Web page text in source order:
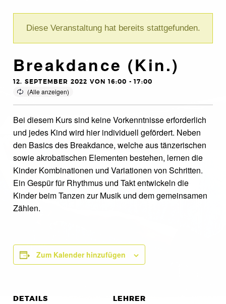
Diese Veranstaltung hat bereits stattgefunden.
Breakdance (Kin.)
12. SEPTEMBER 2022 VON 16:00 -17:00
Bei diesem Kurs sind keine Vorkenntnisse erforderlich
und jedes Kind wird hier individuell gefördert. Neben
den Basics des Breakdance, welche aus tänzerischen
sowie akrobatischen Elementen bestehen, lernen die
Kinder Kombinationen und Variationen von Schritten.
Ein Gespür für Rhythmus und Takt entwickeln die
Kinder beim Tanzen zur Musik und dem gemeinsamen
Zählen.
Zum Kalender hinzufügen
DETAILS LEHRER